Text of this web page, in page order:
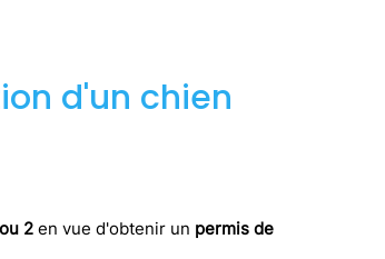
d'un chien
2 en vue d'obtenir un permis de